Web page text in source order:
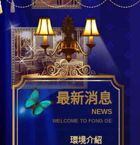
最新消息
NEWS
WELCOME TO FONG GE
環境介紹